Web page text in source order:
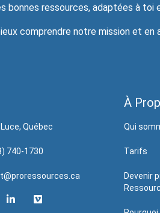
bonnes ressources, adaptées à toi
comprendre notre mission et en
Québec
740-1730
À
Qui
Tarifs
Devenir